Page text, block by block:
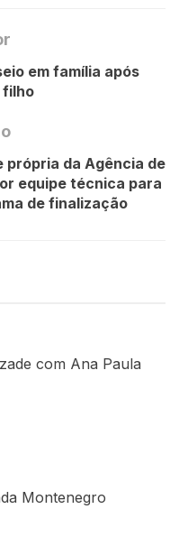
em família após
filho
própria da Agência de
equipe técnica para
de finalização
com Ana Paula
Montenegro